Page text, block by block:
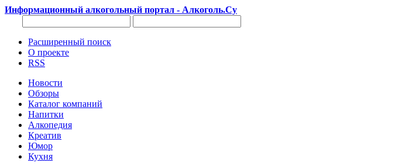
Информационный алкогольный портал - Алкоголь.Су
Расширенный поиск
О проекте
RSS
Новости
Обзоры
Каталог компаний
Напитки
Алкопедия
Креатив
Юмор
Кухня